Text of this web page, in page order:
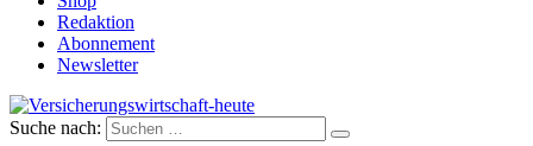
Redaktion
Abonnement
Newsletter
Suche nach: